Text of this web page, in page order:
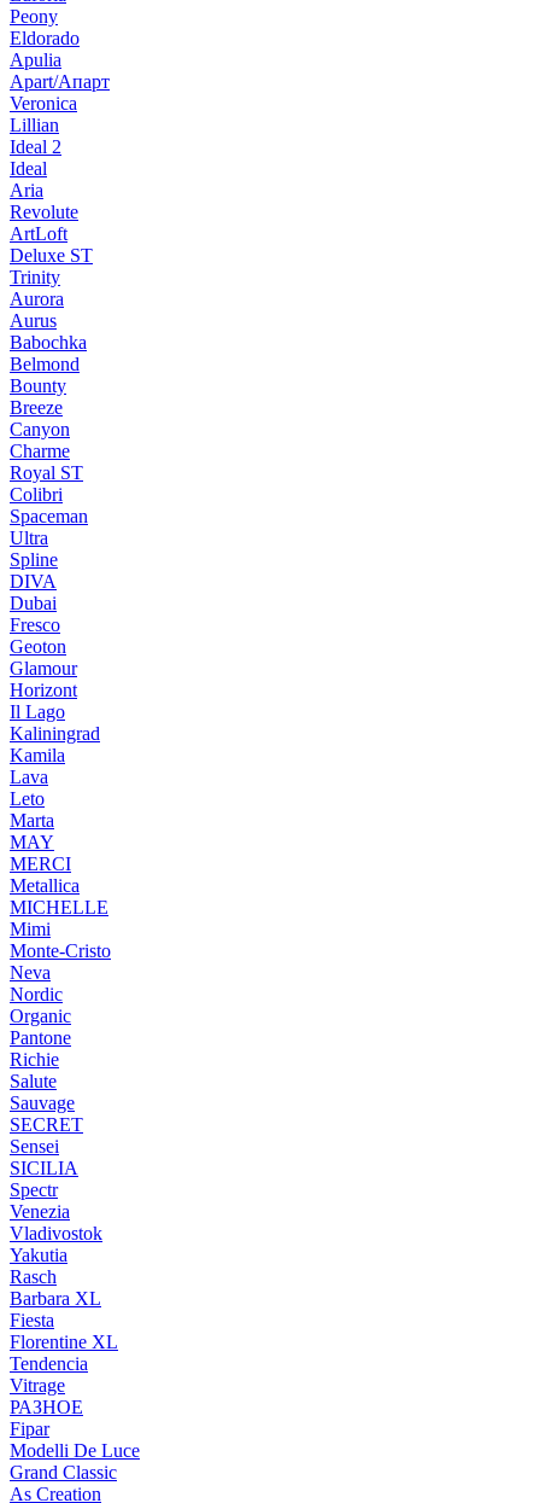
Peony
Eldorado
Apulia
Apart/Апарт
Veronica
Lillian
Ideal 2
Ideal
Aria
Revolute
ArtLoft
Deluxe ST
Trinity
Aurora
Aurus
Babochka
Belmond
Bounty
Breeze
Canуon
Charme
Royal ST
Colibri
Spaceman
Ultra
Spline
DIVA
Dubai
Fresco
Geoton
Glamour
Horizont
Il Lago
Kaliningrad
Kamila
Lava
Leto
Marta
MAY
MERCI
Metallica
MICHELLE
Mimi
Monte-Cristo
Neva
Nordic
Organic
Pantone
Richie
Salute
Sauvage
SECRET
Sensei
SICILIA
Spectr
Venezia
Vladivostok
Yakutia
Rasch
Barbara XL
Fiesta
Florentine XL
Tendencia
Vitrage
РАЗНОЕ
Fipar
Modelli De Luce
Grand Classic
As Creation